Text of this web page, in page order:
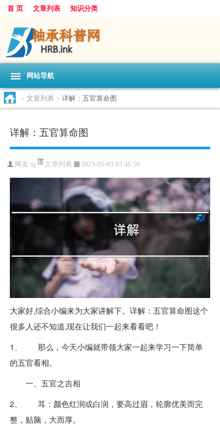
首 页 文章列表 知识分类
网站导航
> 文章列表 > 详解：五官算命图
详解：五官算命图
网友:xj 文章列表 2023-05-03 03:46:50
大家好,综合小编来为大家讲解下。详解：五官算命图这个
很多人还不知道,现在让我们一起来看看吧！
1、 那么，今天小编就带领大家一起来学习一下简单
的五官看相。
一、五官之吉相
2、 耳：颜色红润或白润，要高过眉，轮廓优美而完
整，贴脑，大而厚。